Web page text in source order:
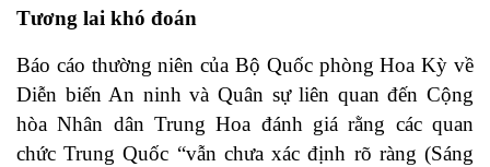
Tương lai khó đoán
Báo cáo thường niên của Bộ Quốc phòng Hoa Kỳ về
Diễn biến An ninh và Quân sự liên quan đến Cộng
hòa Nhân dân Trung Hoa đánh giá rằng các quan
chức Trung Quốc “vẫn chưa xác định rõ ràng (Sáng